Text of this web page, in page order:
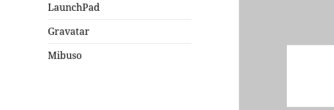
LaunchPad
Gravatar
Mibuso